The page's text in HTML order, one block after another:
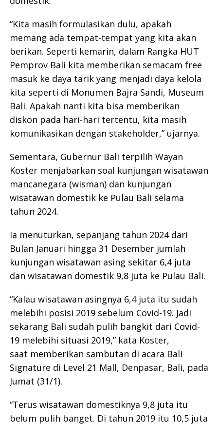
“Kita masih formulasikan dulu, apakah
memang ada tempat-tempat yang kita akan
berikan. Seperti kemarin, dalam Rangka HUT
Pemprov Bali kita memberikan semacam free
masuk ke daya tarik yang menjadi daya kelola
kita seperti di Monumen Bajra Sandi, Museum
Bali. Apakah nanti kita bisa memberikan
diskon pada hari-hari tertentu, kita masih
komunikasikan dengan stakeholder,” ujarnya.
Sementara, Gubernur Bali terpilih Wayan
Koster menjabarkan soal kunjungan wisatawan
mancanegara (wisman) dan kunjungan
wisatawan domestik ke Pulau Bali selama
tahun 2024.
Ia menuturkan, sepanjang tahun 2024 dari
Bulan Januari hingga 31 Desember jumlah
kunjungan wisatawan asing sekitar 6,4 juta
dan wisatawan domestik 9,8 juta ke Pulau Bali.
“Kalau wisatawan asingnya 6,4 juta itu sudah
melebihi posisi 2019 sebelum Covid-19. Jadi
sekarang Bali sudah pulih bangkit dari Covid-
19 melebihi situasi 2019,” kata Koster,
saat memberikan sambutan di acara Bali
Signature di Level 21 Mall, Denpasar, Bali, pada
Jumat (31/1).
“Terus wisatawan domestiknya 9,8 juta itu
belum pulih banget. Di tahun 2019 itu 10,5 juta